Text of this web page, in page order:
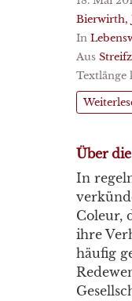
Bierwirth,
In
Aus
Textlänge
Über
In
Coleur,
ihre
häufig